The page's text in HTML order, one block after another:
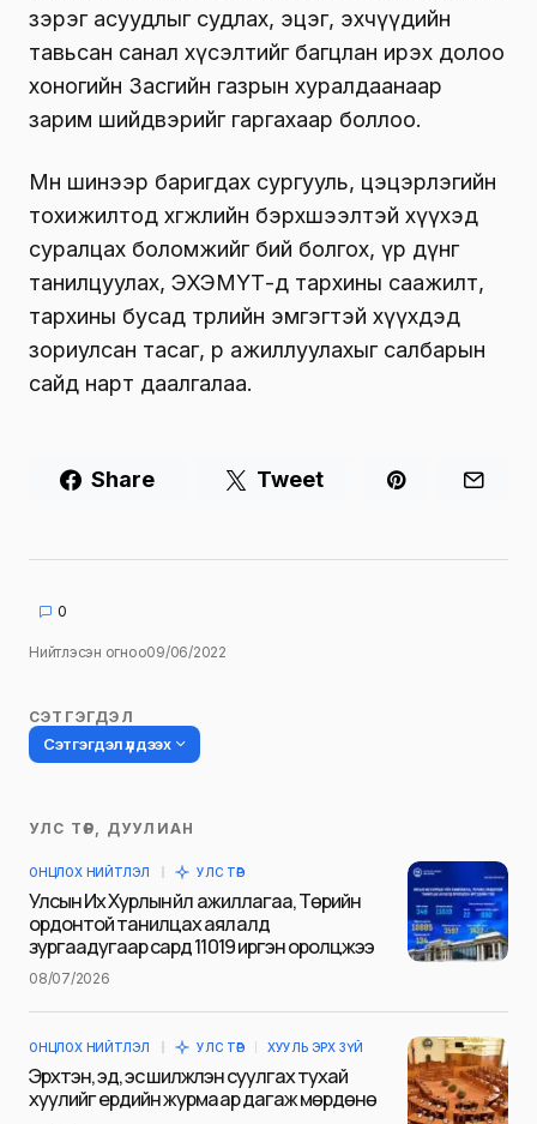
зэрэг асуудлыг судлах, эцэг, эхчүүдийн
тавьсан санал хүсэлтийг багцлан ирэх долоо
хоногийн Засгийн газрын хуралдаанаар
зарим шийдвэрийг гаргахаар боллоо.
Мөн шинээр баригдах сургууль, цэцэрлэгийн
тохижилтод хөгжлийн бэрхшээлтэй хүүхэд
суралцах боломжийг бий болгох, үр дүнг
танилцуулах, ЭХЭМҮТ-д тархины саажилт,
тархины бусад төрлийн эмгэгтэй хүүхдэд
зориулсан тасаг, өрөө ажиллуулахыг салбарын
сайд нарт даалгалаа.
Share Tweet
0
Нийтлэсэн огноо09/06/2022
СЭТГЭГДЭЛ
Сэтгэгдэл үлдээх
Таны имэйл хаягийг нийтлэхгүй.
тэмдэглэсэн
Name
УЛС ТӨР, ДУУЛИАН
ОНЦЛОХ НИЙТЛЭЛ УЛС ТӨР
Улсын Их Хурлын үйл ажиллагаа, Төрийн
ордонтой танилцах аялалд
зургаадугаар сард 11019 иргэн оролцжээ
08/07/2026
ОНЦЛОХ НИЙТЛЭЛ УЛС ТӨР ХУУЛЬ ЭРХ ЗҮЙ
Эрхтэн, эд, эс шилжүүлэн суулгах тухай
хуулийг ердийн журмаар дагаж мөрдөнө